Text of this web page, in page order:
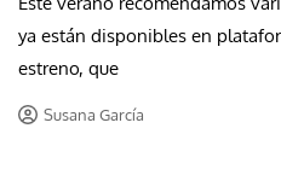
ya están disponibles en
estreno, que
Susana García